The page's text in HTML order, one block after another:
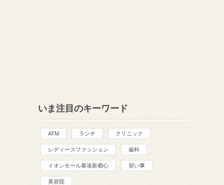
いま注目のキーワード
ATM ランチ クリニック
レディースファッション 歯科
イオンモール幕張新都心 習い事
美容院